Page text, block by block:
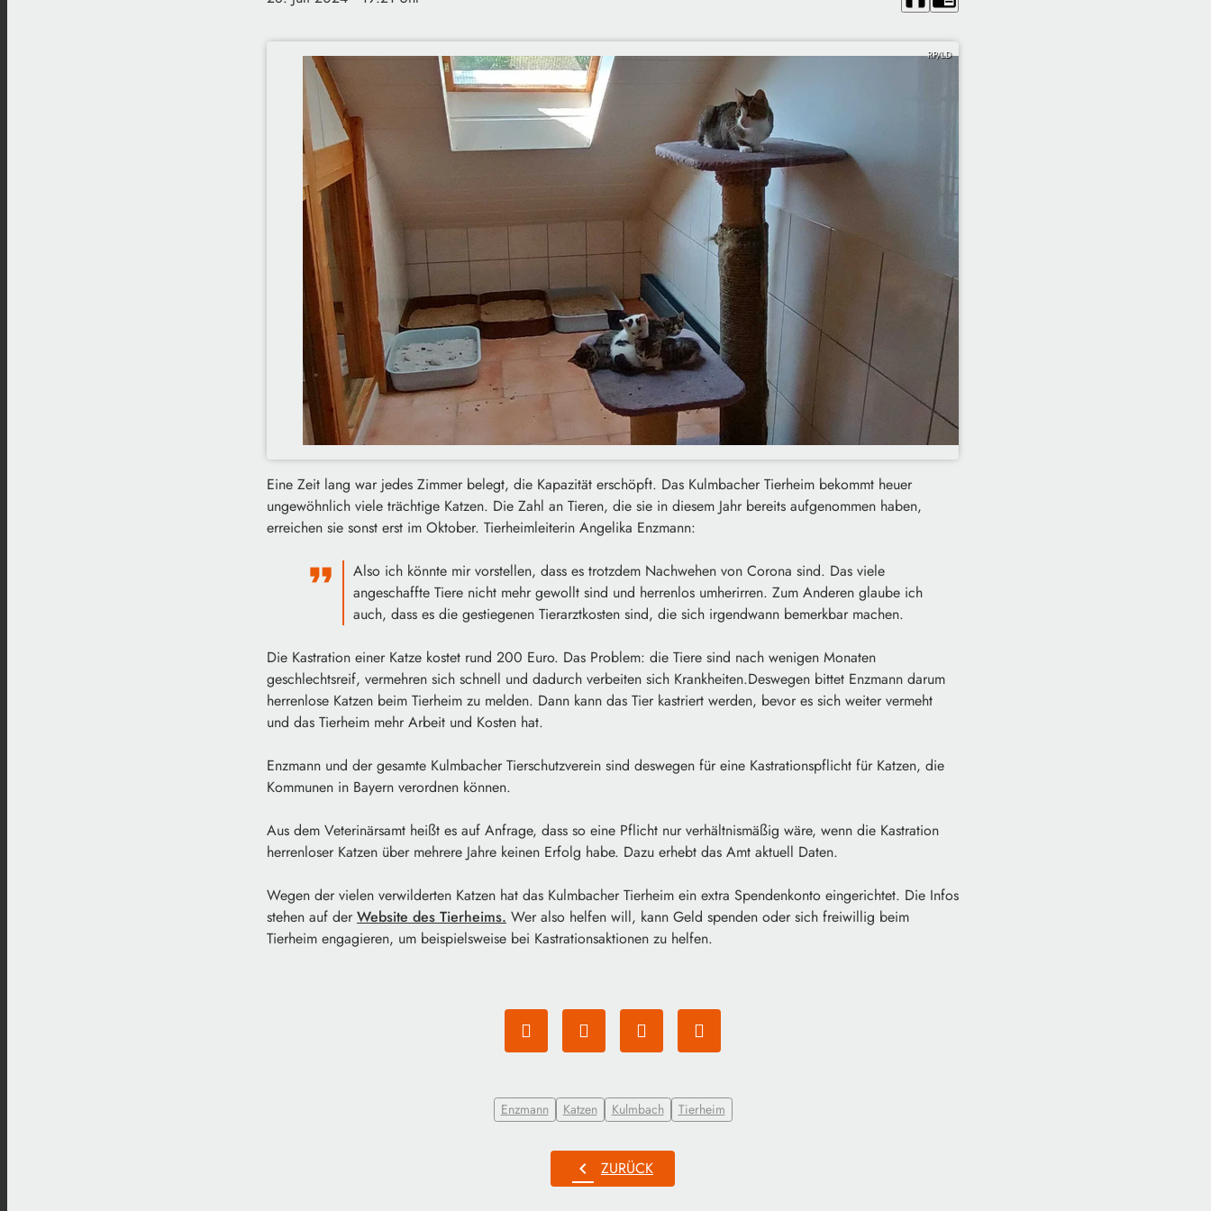
RP/LD
Eine Zeit lang war jedes Zimmer belegt, die Kapazität erschöpft. Das Kulmbacher Tierheim bekommt heuer
ungewöhnlich viele trächtige Katzen. Die Zahl an Tieren, die sie in diesem Jahr bereits aufgenommen haben,
erreichen sie sonst erst im Oktober. Tierheimleiterin Angelika Enzmann:
Also ich könnte mir vorstellen, dass es trotzdem Nachwehen von Corona sind. Das viele
angeschaffte Tiere nicht mehr gewollt sind und herrenlos umherirren. Zum Anderen glaube ich
auch, dass es die gestiegenen Tierarztkosten sind, die sich irgendwann bemerkbar machen.
Die Kastration einer Katze kostet rund 200 Euro. Das Problem: die Tiere sind nach wenigen Monaten
geschlechtsreif, vermehren sich schnell und dadurch verbeiten sich Krankheiten.Deswegen bittet Enzmann darum
herrenlose Katzen beim Tierheim zu melden. Dann kann das Tier kastriert werden, bevor es sich weiter vermeht
und das Tierheim mehr Arbeit und Kosten hat.
Enzmann und der gesamte Kulmbacher Tierschutzverein sind deswegen für eine Kastrationspflicht für Katzen, die
Kommunen in Bayern verordnen können.
Aus dem Veterinärsamt heißt es auf Anfrage, dass so eine Pflicht nur verhältnismäßig wäre, wenn die Kastration
herrenloser Katzen über mehrere Jahre keinen Erfolg habe. Dazu erhebt das Amt aktuell Daten.
Wegen der vielen verwilderten Katzen hat das Kulmbacher Tierheim ein extra Spendenkonto eingerichtet. Die Infos
stehen auf der Website des Tierheims. Wer also helfen will, kann Geld spenden oder sich freiwillig beim
Tierheim engagieren, um beispielsweise bei Kastrationsaktionen zu helfen.
Enzmann Katzen Kulmbach Tierheim
chevron_left ZURÜCK